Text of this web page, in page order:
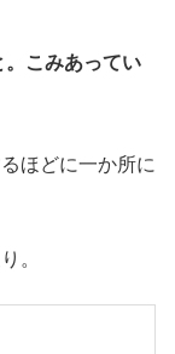
こみあってい
ほどに一か所に
。